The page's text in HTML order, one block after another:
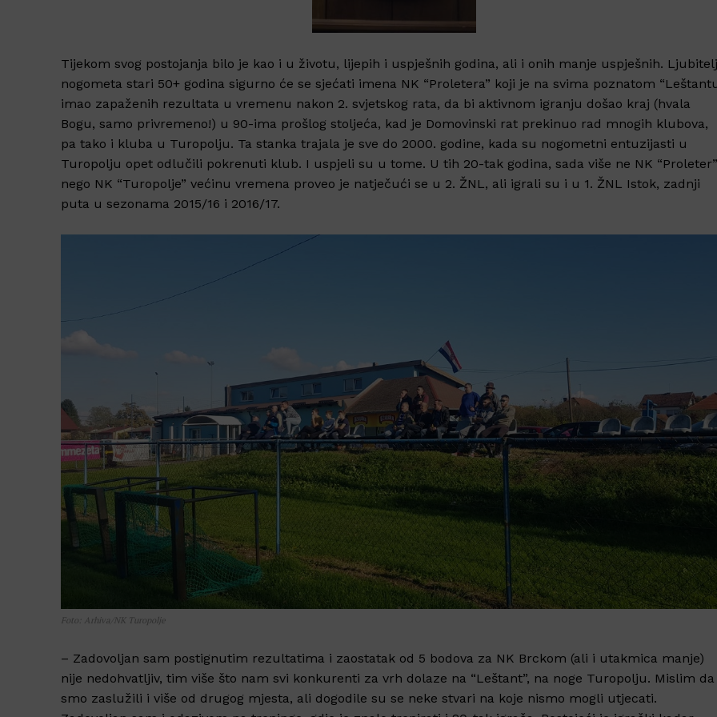
Tijekom svog postojanja bilo je kao i u životu, lijepih i uspješnih godina, ali i onih manje uspješnih.
nogometa stari 50+ godina sigurno će se sjećati imena NK “Proletera” koji je na svima poznatom
imao zapaženih rezultata u vremenu nakon 2. svjetskog rata, da bi aktivnom igranju došao kraj (hvala
Bogu, samo privremeno!) u 90-ima prošlog stoljeća, kad je Domovinski rat prekinuo rad mnogih klubova,
pa tako i kluba u Turopolju. Ta stanka trajala je sve do 2000. godine, kada su nogometni entuzijasti u
Turopolju opet odlučili pokrenuti klub. I uspjeli su u tome. U tih 20-tak godina, sada više ne NK “Proleter”
nego NK “Turopolje” većinu vremena proveo je natječući se u 2. ŽNL, ali igrali su i u 1. ŽNL Istok, zadnji
puta u sezonama 2015/16 i 2016/17.
Foto: Arhiva/NK Turopolje
– Zadovoljan sam postignutim rezultatima i zaostatak od 5 bodova za NK Brckom (ali i utakmica manje)
nije nedohvatljiv, tim više što nam svi konkurenti za vrh dolaze na “Leštant”, na noge Turopolju. Mislim da
smo zaslužili i više od drugog mjesta, ali dogodile su se neke stvari na koje nismo mogli utjecati.